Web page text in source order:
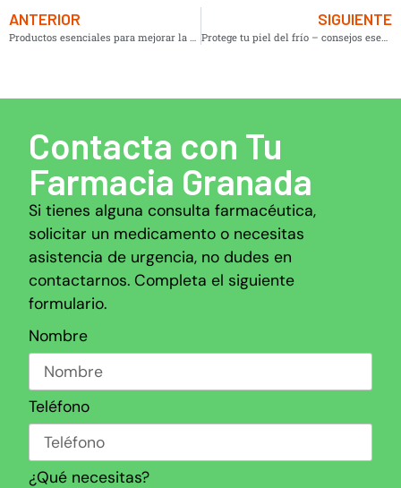
ANTERIOR
Productos esenciales para mejorar la digestión
SIGUIENTE
Protege tu piel del frío – consejos esenciales
Contacta con Tu
Farmacia Granada
Si tienes alguna consulta farmacéutica,
solicitar un medicamento o necesitas
asistencia de urgencia, no dudes en
contactarnos. Completa el siguiente
formulario.
Nombre
Teléfono
¿Qué necesitas?